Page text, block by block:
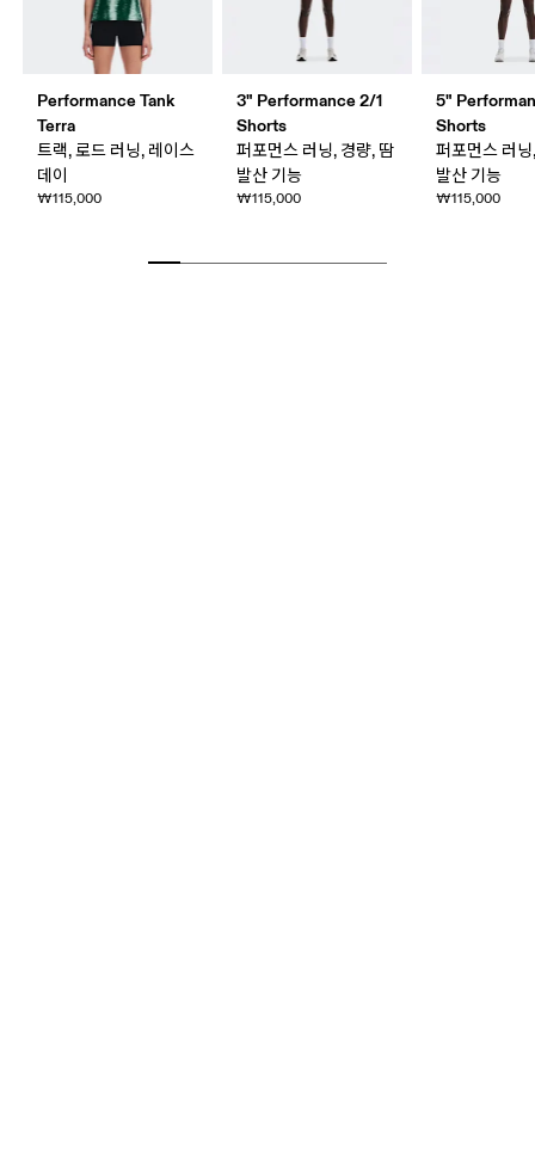
Performance Tank
Terra
트랙, 로드 러닝, 레이스
데이
₩115,000
3" Performance 2/1
Shorts
퍼포먼스 러닝, 경량, 땀
발산 기능
₩115,000
5"
Shorts
퍼포먼스 러
발산 기능
₩115,000